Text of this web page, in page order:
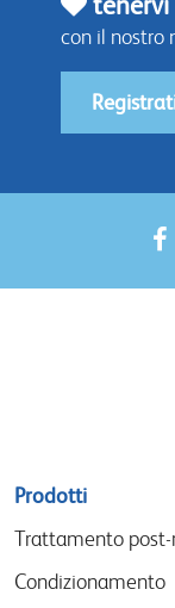
con il nostro
Sitemap
menu
Prodotti
Trattamento
Condizionamento